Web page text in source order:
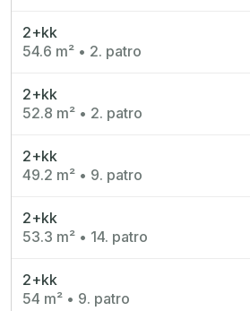
2+kk
54.6 m² • 2. patro
2+kk
52.8 m² • 2. patro
2+kk
49.2 m² • 9. patro
2+kk
53.3 m² • 14. patro
2+kk
54 m² • 9. patro